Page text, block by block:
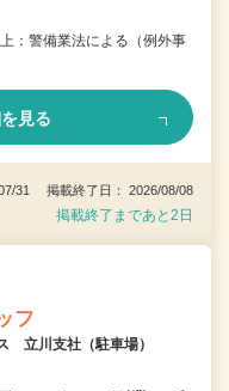
：警備業法による（例外事
見る
31 掲載終了日： 2026/08/08
掲載終了まであと2日
フ
立川支社（駐車場）